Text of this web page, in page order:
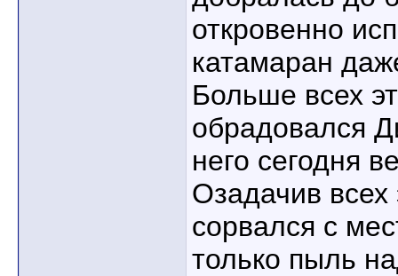
откровенно
катамаран
Больше всех
обрадовался
него сегодня
Озадачив
сорвался с
только пыль